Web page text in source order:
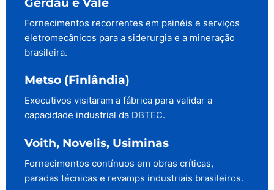
Fornecimentos recorrentes em painéis e serviços
eletromecânicos para a siderurgia e a mineração
brasileira.
Metso (Finlândia)
Executivos visitaram a fábrica para validar a
capacidade industrial da DBTEC.
Voith, Novelis, Usiminas
Fornecimentos contínuos em obras críticas,
paradas técnicas e revamps industriais brasileiros.